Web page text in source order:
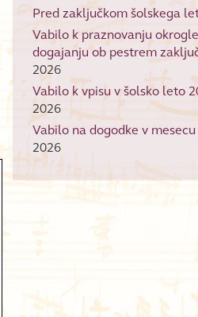
Pred zaključkom šolskega
Vabilo k praznovanju
dogajanju ob pestrem
2026
Vabilo k vpisu v šolsko leto
2026
Vabilo na dogodke v
2026